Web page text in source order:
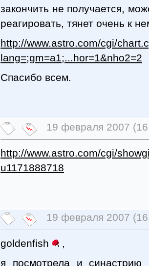
закончить не получается,
реагировать, тянет очень к
http://www.astro.com/cgi/
lang=;gm=a1;...hor=1&nho2=2
Спасибо всем.
19 февраля 2007
http://www.astro.com/cgi/
u1171888718
19 февраля 2007
goldenfish
,
я посмотрела и